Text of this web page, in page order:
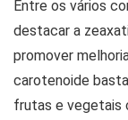
Entre os vários
destacar a
promover
carotenoide
frutas e vegetais